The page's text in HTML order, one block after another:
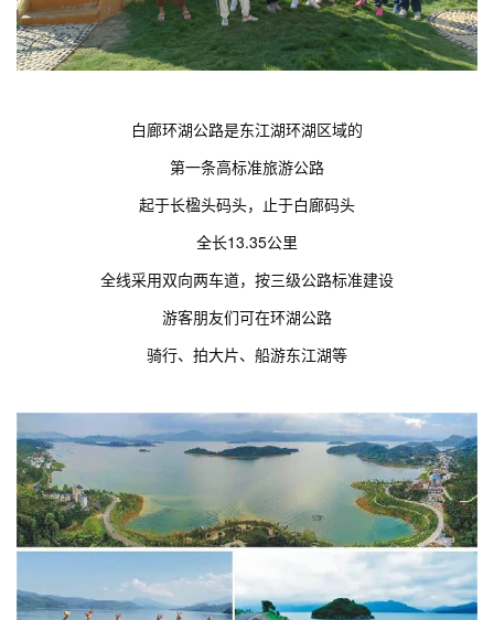
白廊环湖公路是东江湖环湖区域的
第一条高标准旅游公路
起于长楹头码头，止于白廊码头
全长13.35公里
全线采用双向两车道，按三级公路标准建设
游客朋友们可在环湖公路
骑行、拍大片、船游东江湖等